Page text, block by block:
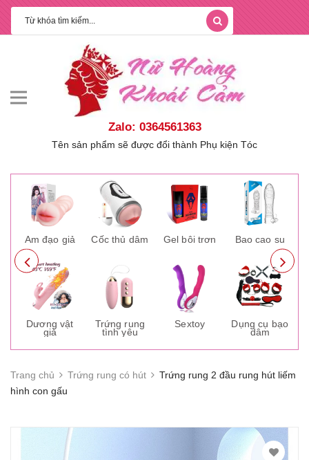
Zalo: 0364561363
Tên sản phẩm sẽ được đổi thành Phụ kiện Tóc
Âm đạo giả
Dương vật
giả
Cốc thủ dâm
Trứng rung
tình yêu
Gel bôi trơn
Sextoy
Bao cao su
Dụng cụ bạo
dâm
Trang chủ Trứng rung có hút
Trứng rung 2 đầu rung hút liếm
hình con gấu